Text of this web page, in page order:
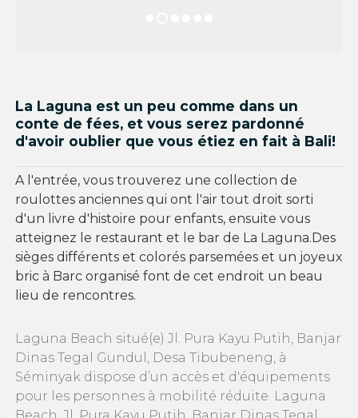
La Laguna est un peu comme dans un
conte de fées, et vous serez pardonné
d'avoir oublier que vous étiez en fait à Bali!
A l'entrée, vous trouverez une collection de
roulottes anciennes qui ont l'air tout droit sorti
d'un livre d'histoire pour enfants, ensuite vous
atteignez le restaurant et le bar de La Laguna.Des
sièges différents et colorés parsemées et un joyeux
bric à Barc organisé font de cet endroit un beau
lieu de rencontres.
Laguna Beach situé(e) Jl. Pura Kayu Putih, Banjar
Dinas Tegal Gundul, Desa Tibubeneng, à
Séminyak dispose d’un accès et d'équipements
pour les personnes à mobilité réduite. Laguna